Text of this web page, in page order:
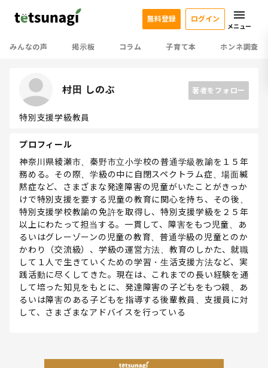
みんなの声 掲示板 コラム 子育て本 ホンネ調査
無料登録 ログイン
メニュー
村田 しのぶ 著者をフォロー
特別支援学級教員
プロフィール
神奈川県綾瀬市、秦野市立小学校の普通学級教諭を１５年
務める。その際、学級の中に自閉スペクトラム症、場面緘
黙症など、さまざまな発達障害の児童がいたことがきっか
けで特別支援を要する児童の教育に関心を持ち、その後、
特別支援学校教諭の免許を取得し、特別支援学級を２５年
以上にわたって担当する。一貫して、障害をもつ児童、あ
るいはグレーゾーンの児童の教育、普通学級の児童とのか
かわり（交流級）、学級の運営方法、教育のしかた、就職
して１人で生きていくための学習・生活支援方法など、実
践活動に尽くしてきた。現在は、これまでの長い経験を通
して培った知見をもとに、発達障害の子どもをもつ親、あ
るいは障害のある子どもを指導する後輩教員、支援員に対
して、さまざまなアドバイスを行っている